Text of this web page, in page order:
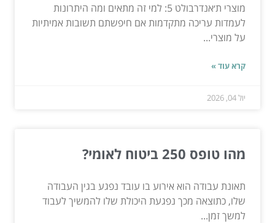
מוצרי ת׳אנדרבולט 5: למי זה מתאים ומה היתרונות
לעמדות עריכה מתקדמות אם חיפשתם תשובות אמיתיות
על מוצרי...
קרא עוד »
יול 04, 2026
מהו טופס 250 ביטוח לאומי?
תאונת עבודה הוא אירוע בו עובד נפגע בגין העבודה
שלו, כתוצאה מכך נפגעת היכולת שלו להמשיך לעבוד
למשך זמן...